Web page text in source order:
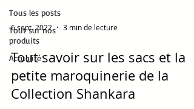
Tous les posts
Tout sur nos
produits
Actualité
6 sept. 2022 3 min de lecture
Tout savoir sur les sacs et la
petite maroquinerie de la
Collection Shankara